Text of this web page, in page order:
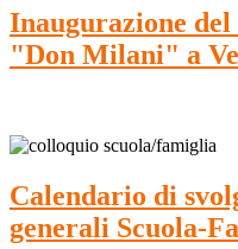
Inaugurazione del
"Don Milani" a
Calendario di
generali Scuola-